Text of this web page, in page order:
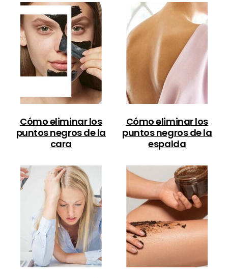
Cómo eliminar los
puntos negros de la
cara
Cómo eliminar los
puntos negros de la
espalda